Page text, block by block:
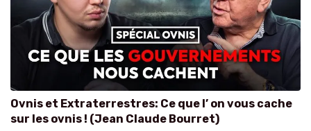
Ovnis et Extraterrestres: Ce que l’ on vous cache
sur les ovnis ! (Jean Claude Bourret)